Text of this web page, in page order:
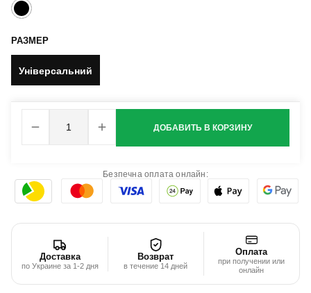
РАЗМЕР
Універсальний
ДОБАВИТЬ В КОРЗИНУ
Безпечна оплата онлайн:
Доставка
по Украине за 1-2 дня
Возврат
в течение 14 дней
Оплата
при получении или
онлайн